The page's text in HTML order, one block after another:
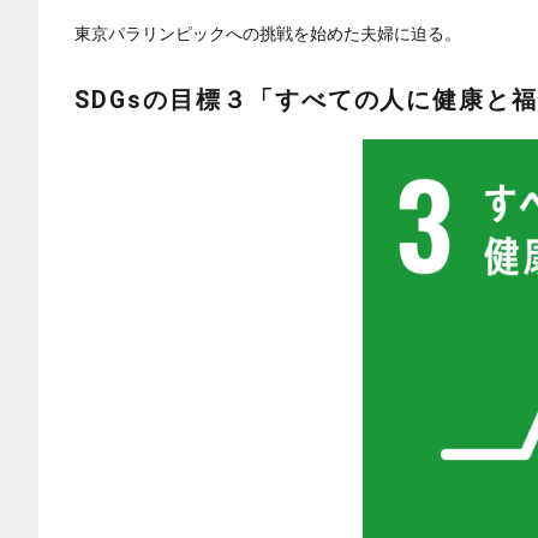
東京パラリンピックへの挑戦を始めた夫婦に迫る。
SDGsの目標３ 「すべての人に健康と